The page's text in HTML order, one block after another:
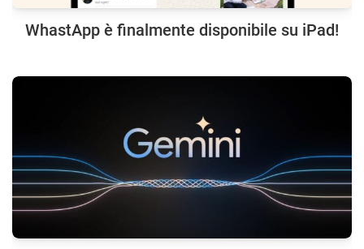
WhastApp è finalmente disponibile su iPad!